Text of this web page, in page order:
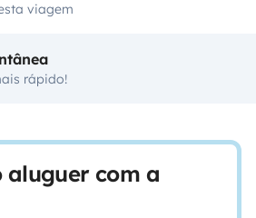
viagem
rápido!
com a